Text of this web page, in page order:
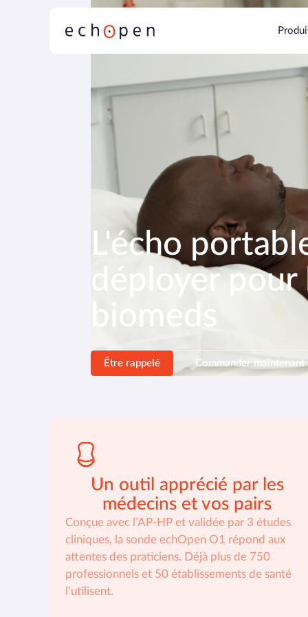
L'écho
déployer pour
biomeds
Être rappelé Commander maintenant
Un outil apprécié par les
médecins et vos pairs
Conçue avec l’AP-HP et validée par 3 études
cliniques, la sonde echOpen O1 répond aux
attentes des praticiens. Déjà plus de 750
professionnels et 50 établissements de santé
l’utilisent.